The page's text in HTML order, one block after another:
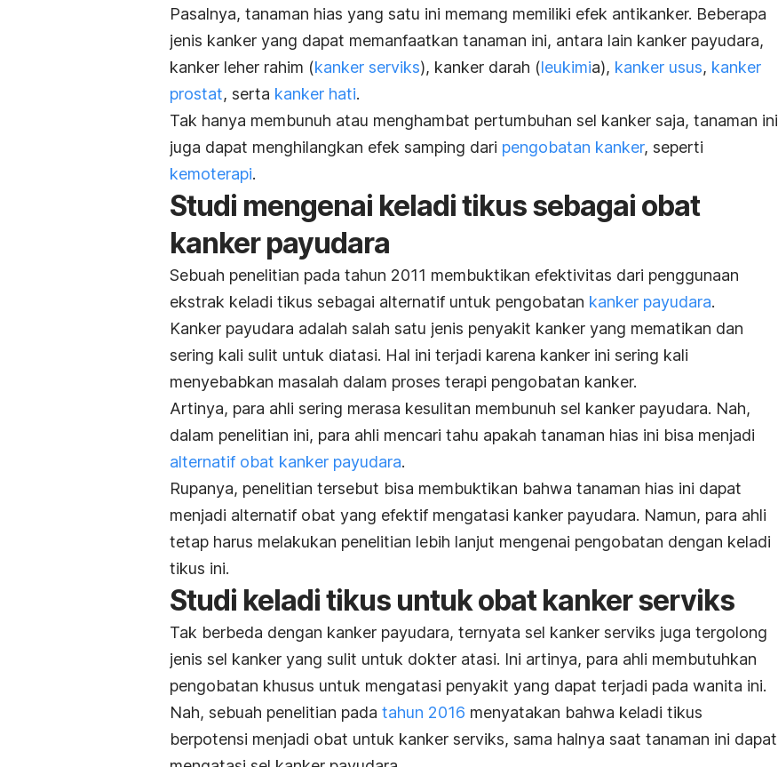
Pasalnya, tanaman hias yang satu ini memang memiliki efek antikanker. Beberapa
jenis kanker yang dapat memanfaatkan tanaman ini, antara lain kanker payudara,
kanker leher rahim (kanker serviks), kanker darah (leukimia), kanker usus, kanker
prostat, serta kanker hati.
Tak hanya membunuh atau menghambat pertumbuhan sel kanker saja, tanaman ini
juga dapat menghilangkan efek samping dari pengobatan kanker, seperti
kemoterapi.
Studi mengenai keladi tikus sebagai obat
kanker payudara
Sebuah penelitian pada tahun 2011 membuktikan efektivitas dari penggunaan
ekstrak keladi tikus sebagai alternatif untuk pengobatan kanker payudara.
Kanker payudara adalah salah satu jenis penyakit kanker yang mematikan dan
sering kali sulit untuk diatasi. Hal ini terjadi karena kanker ini sering kali
menyebabkan masalah dalam proses terapi pengobatan kanker.
Artinya, para ahli sering merasa kesulitan membunuh sel kanker payudara. Nah,
dalam penelitian ini, para ahli mencari tahu apakah tanaman hias ini bisa menjadi
alternatif obat kanker payudara.
Rupanya, penelitian tersebut bisa membuktikan bahwa tanaman hias ini dapat
menjadi alternatif obat yang efektif mengatasi kanker payudara. Namun, para ahli
tetap harus melakukan penelitian lebih lanjut mengenai pengobatan dengan keladi
tikus ini.
Studi keladi tikus untuk obat kanker serviks
Tak berbeda dengan kanker payudara, ternyata sel kanker serviks juga tergolong
jenis sel kanker yang sulit untuk dokter atasi. Ini artinya, para ahli membutuhkan
pengobatan khusus untuk mengatasi penyakit yang dapat terjadi pada wanita ini.
Nah, sebuah penelitian pada tahun 2016 menyatakan bahwa keladi tikus
berpotensi menjadi obat untuk kanker serviks, sama halnya saat tanaman ini dapat